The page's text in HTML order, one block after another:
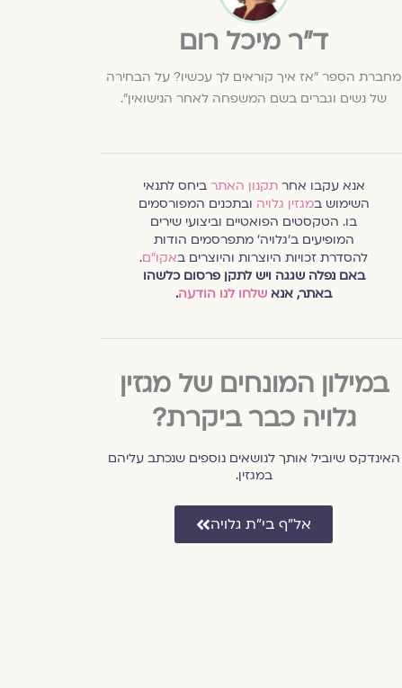
ד״ר מיכל רום
מחברת הספר "אז איך קוראים לך עכשיו? על הבחירה
של נשים וגברים בשם המשפחה לאחר הנישואין".
אנא עקבו אחרתקנון האתר ביחס לתנאי
השימוש במגזין גלויה ובתכנים המפורסמים
בו. הטקסטים הפואטיים וביצועי שירים
המופיעים ב׳גלויה׳ מתפרסמים הודות
להסדרת זכויות היוצרות והיוצרים באקו״ם.
באם נפלה שגגה ויש לתקן פרסום כלשהו
באתר, אנא שלחו לנו הודעה.
במילון המונחים של מגזין
גלויה כבר ביקרת?
האינדקס שיוביל אותך לנושאים נוספים שנכתב עליהם
במגזין.
אל״ף בי״ת גלויה